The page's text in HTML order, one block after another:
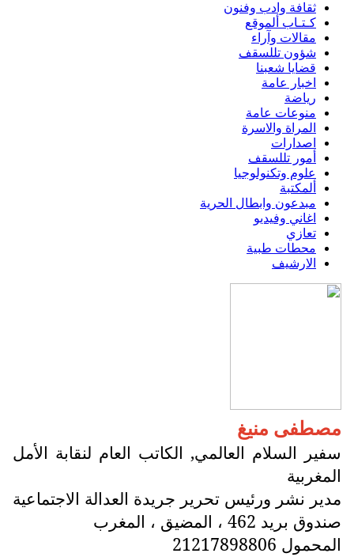
ثقافة وادب وفنون
كـتـاب ألموقع
مقالات وآراء
شؤون تللسقف
قضايا شعبنا
اخبار عامة
رياضة
منوعات عامة
المراة والاسرة
اصدارات
أمور تللسقف
علوم وتكنولوجيا
ألمكتبة
مبدعون وابطال الحرية
اغاني وفيديو
تعازي
محطات طبية
الارشيف
مصطفى منيغ
سفير السلام العالمي, الكاتب العام لنقابة الأمل
المغربية
مدير نشر ورئيس تحرير جريدة العدالة الاجتماعية
صندوق بريد 462 ، المضيق ، المغرب
المحمول 21217898806